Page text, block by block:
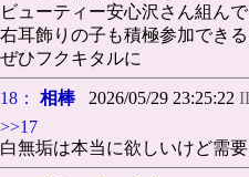
ビューティー安心沢さん組ん
右耳飾りの子も積極参加でき
ぜひフクキタルに
18： 相棒2026/05/29 23:25:22
>>17
白無垢は本当に欲しいけど需